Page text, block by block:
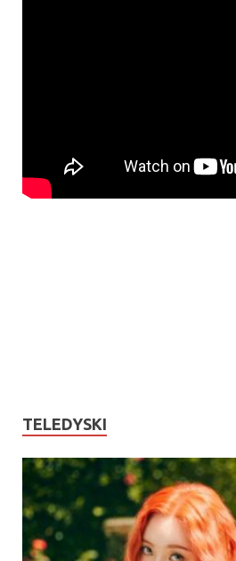
TELEDYSKI